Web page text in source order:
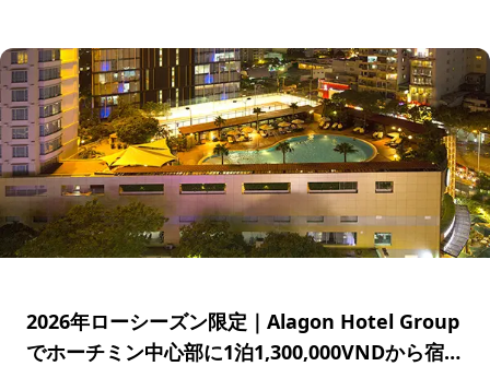
2026年ローシーズン限定｜Alagon Hotel Group
でホーチミン中心部に1泊1,300,000VNDから宿泊